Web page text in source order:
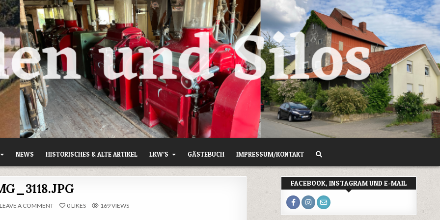
NEWS HISTORISCHES & ALTE ARTIKEL LKW’S GÄSTEBUCH IMPRESSUM/KONTAKT
LEAVE A COMMENTON
IMG_3118.JPG
0 LIKES 169VIEWS
FACEBOOK, INSTAGRAM UND E-MAIL